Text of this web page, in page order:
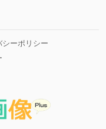
シーポリシー